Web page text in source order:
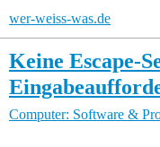
wer-weiss-was.de
Keine Escape-
Computer: Software &